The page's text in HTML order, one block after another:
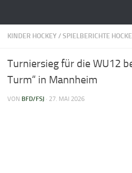
KINDER HOCKEY/SPIELBERICHTE
Turniersieg für die WU12
Turm“ in Mannheim
VON BFD/FSJ · 27. MAI 2026